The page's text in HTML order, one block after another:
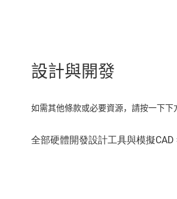
設計與開發
如需其他條款或必要資源，請按一下